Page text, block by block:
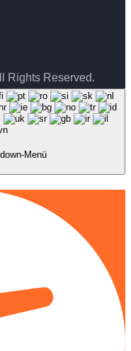
Rights Reserved.